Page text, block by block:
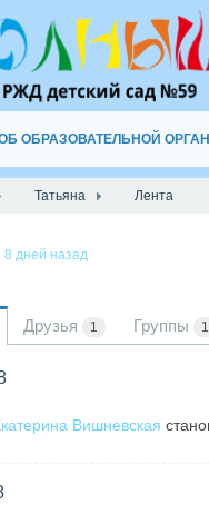
ОБРАЗОВАТЕЛЬНОЙ
Татьяна Лента
8 дней назад
Друзья 1 Группы
Вишневская